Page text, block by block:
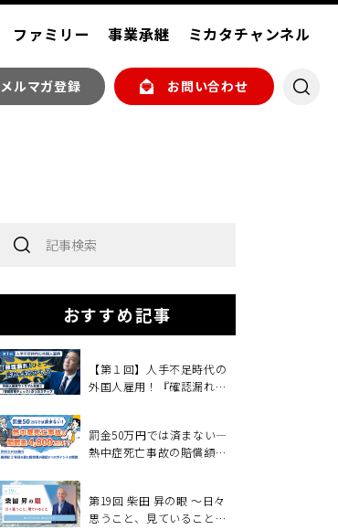
ファミリー 事業承継 ミカタチャンネル
メルマガ登録 お問い合わせ
おすすめ記事
【第１回】人手不足時代の
外国人雇用！『確認漏れ』
罰金50万円では済まない―
熱中症死亡事故の賠償額
と～2025年6月施行・職場の
熱中症対策義務化を中小企
第19回 柴田 昇の眼 ～日々
思うこと、見ていること～